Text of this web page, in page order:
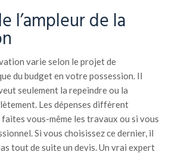
l’ampleur de la
varie selon le projet de
du budget en votre possession. Il
seulement la repeindre ou la
Les dépenses diffèrent
vous-même les travaux ou si vous
Si vous choisissez ce dernier, il
tout de suite un devis. Un vrai expert